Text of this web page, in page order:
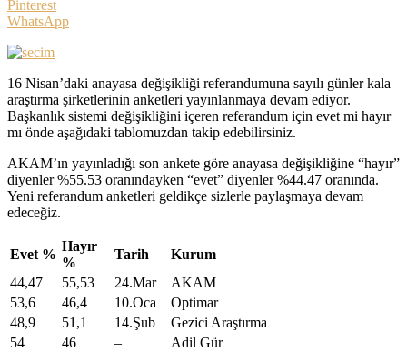
Pinterest
WhatsApp
16 Nisan’daki anayasa değişikliği referandumuna sayılı günler kala
araştırma şirketlerinin anketleri yayınlanmaya devam ediyor.
Başkanlık sistemi değişikliğini içeren referandum için evet mi hayır
mı önde aşağıdaki tablomuzdan takip edebilirsiniz.
AKAM’ın yayınladığı son ankete göre anayasa değişikliğine “hayır”
diyenler %55.53 oranındayken “evet” diyenler %44.47 oranında.
Yeni referandum anketleri geldikçe sizlerle paylaşmaya devam
edeceğiz.
Evet %
Hayır
%
Tarih
Kurum
44,47
55,53 24.Mar
AKAM
53,6
46,4 10.Oca
Optimar
48,9
51,1 14.Şub
Gezici Araştırma
54
46 –
Adil Gür